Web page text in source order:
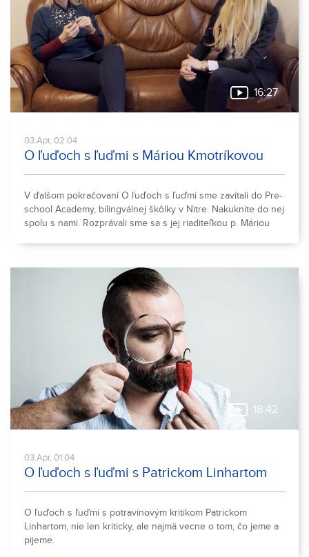
16:27
03.Apr, 02:04
O ľuďoch s ľuďmi s Máriou Kmotríkovou
V ďalšom pokračovaní O ľuďoch s ľuďmi sme zavítali do Pre-
school Academy, bilingválnej škôlky v Nitre. Nakuknite do nej
spolu s nami. Rozprávali sme sa s jej riaditeľkou p. Máriou
18:42
03.Apr, 01:04
O ľuďoch s ľuďmi s Patrickom Linhartom
O ľuďoch s ľuďmi s potravinovým kritikom Patrickom
Linhartom, nie len kriticky, ale najmä vecne o tom, čo jeme a
pijeme.